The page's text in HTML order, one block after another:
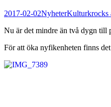
2017-02-02NyheterKulturkrocks
Nu är det mindre än två dygn till
För att öka nyfikenheten finns